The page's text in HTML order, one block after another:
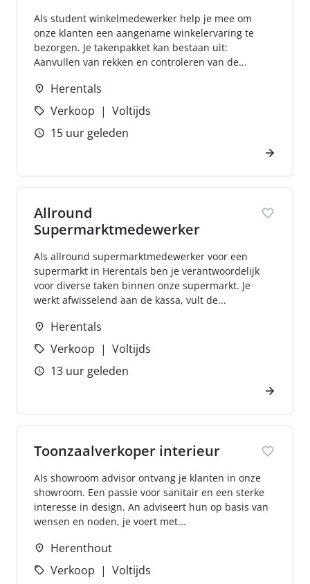
Als student winkelmedewerker help je mee om
onze klanten een aangename winkelervaring te
bezorgen. Je takenpakket kan bestaan uit:
Aanvullen van rekken en controleren van de...
Herentals
Verkoop
Voltijds
15 uur geleden
Allround
Supermarktmedewerker
Als allround supermarktmedewerker voor een
supermarkt in Herentals ben je verantwoordelijk
voor diverse taken binnen onze supermarkt. Je
werkt afwisselend aan de kassa, vult de...
Herentals
Verkoop
Voltijds
13 uur geleden
Toonzaalverkoper interieur
Als showroom advisor ontvang je klanten in onze
showroom. Een passie voor sanitair en een sterke
interesse in design. An adviseert hun op basis van
wensen en noden, je voert met...
Herenthout
Verkoop
Voltijds